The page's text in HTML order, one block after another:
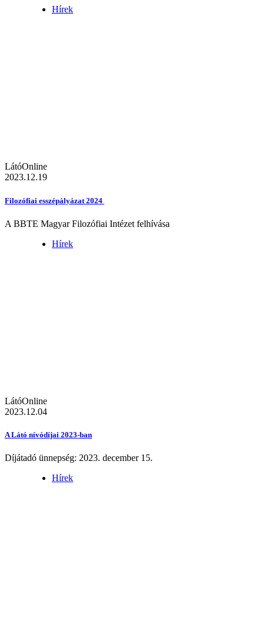
Hírek
LátóOnline
2023.12.19
Filozófiai esszépályázat 2024
A BBTE Magyar Filozófiai Intézet felhívása
Hírek
LátóOnline
2023.12.04
A Látó nívódíjai 2023-ban
Díjátadó ünnepség: 2023. december 15.
Hírek